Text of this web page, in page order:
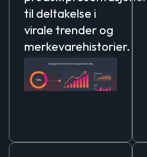
til deltakelse i
virale trender og
merkevarehistorier.